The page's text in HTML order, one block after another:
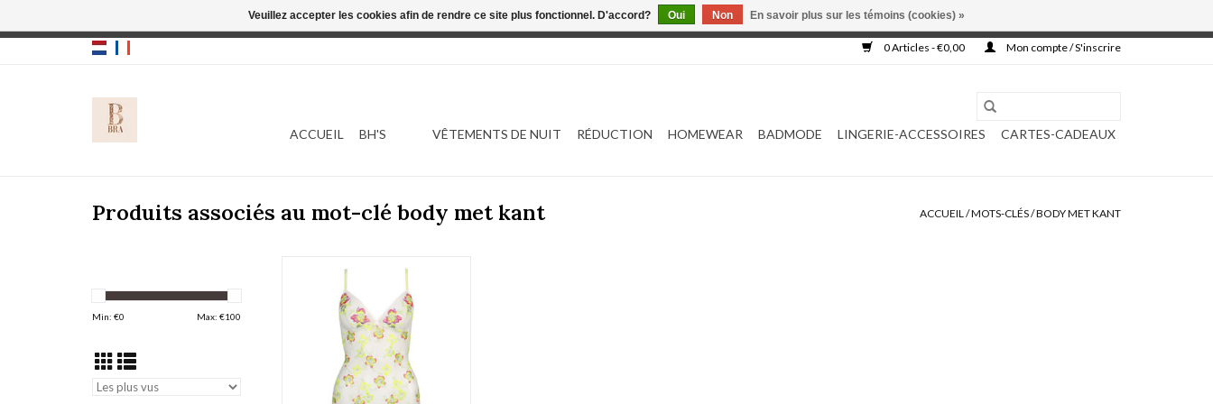
0 Articles - €0,00 Mon compte / S'inscrire
ACCUEIL BH'S VÊTEMENTS DE NUIT RÉDUCTION HOMEWEAR BADMODE LINGERIE-ACCESSOIRES CARTES-CADEAUX
Produits associés au mot-clé body met kant ACCUEIL/MOTS-CLÉS/BODY MET KANT
Min: €0 Max: €100
Marie Jo Amber 0402364
AJOUTER AU PANIER
Veuillez accepter les cookies afin de rendre ce site plus fonctionnel. D'accord? Oui Non En savoir plus sur les témoins (cookies) »
Cette boutique est en construction. Toute commande passée ne sera ni traitée, ni complétée.